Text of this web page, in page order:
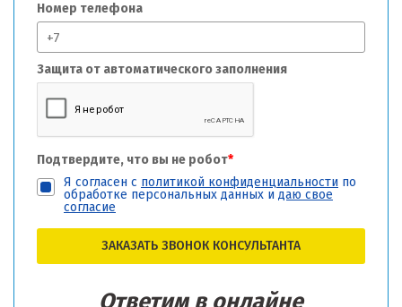
Номер телефона
Защита от автоматического заполнения
Подтвердите, что вы не робот*
Я согласен с политикой конфиденциальности по
обработке персональных данных и даю свое
согласие
ЗАКАЗАТЬ ЗВОНОК КОНСУЛЬТАНТА
Ответим в онлайне